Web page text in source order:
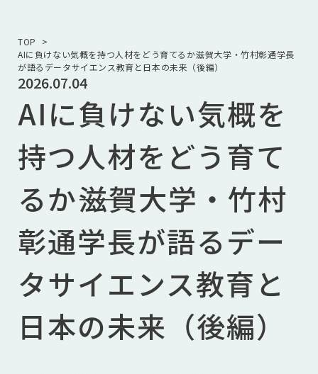
TOP
AIに負けない気概を持つ人材をどう育てるか――滋賀大学・竹村彰通学長
が語るデータサイエンス教育と日本の未来（後編）
2026.07.04
AIに負けない気概を
持つ人材をどう育て
るか――滋賀大学・竹村
彰通学長が語るデー
タサイエンス教育と
日本の未来（後編）